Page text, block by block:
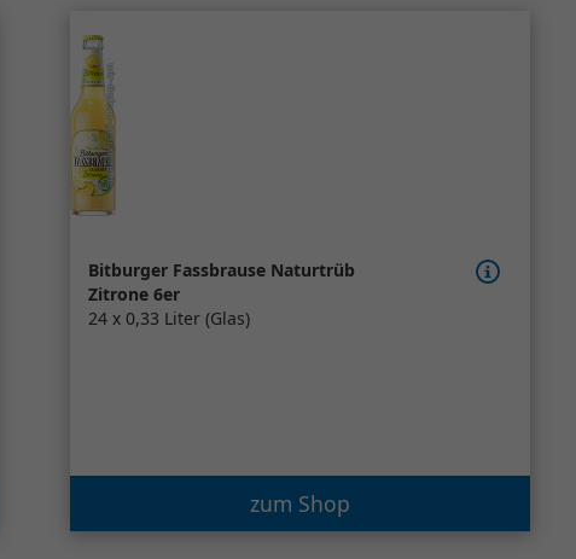
Bitburger Fassbrause Naturtrüb
Zitrone 6er
24 x 0,33 Liter (Glas)
zum Shop